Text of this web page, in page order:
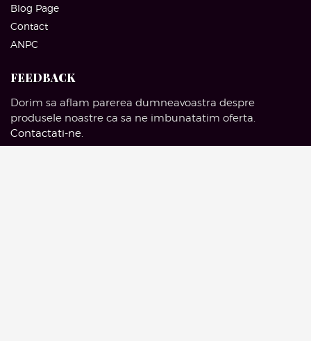
Blog Page
Contact
ANPC
FEEDBACK
Dorim sa aflam parerea dumneavoastra despre
produsele noastre ca sa ne imbunatatim oferta.
Contactati-ne.